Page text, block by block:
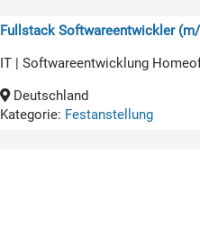
Fullstack Softwareentwickler
IT | Softwareentwicklung
Deutschland
Kategorie: Festanstellung